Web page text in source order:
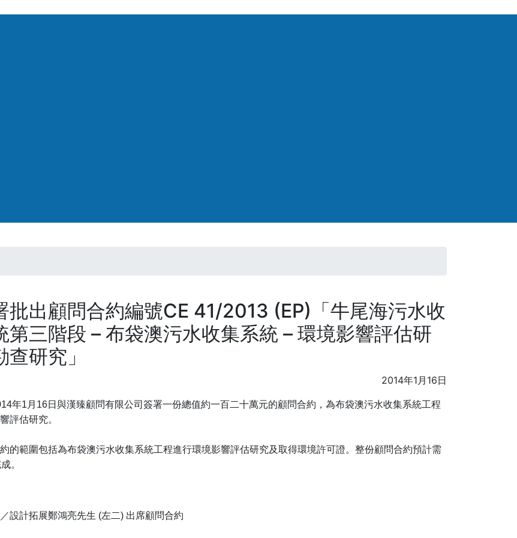
批出顧問合約編號CE 41/2013 (EP)「牛尾海污水收
第三階段 – 布袋澳污水收集系統 – 環境影響評估研
查研究」
2014年1月16日
年1月16日與漢臻顧問有限公司簽署一份總值約一百二十萬元的顧問合約，為布袋澳污水收集系統工程
評估研究。
的範圍包括為布袋澳污水收集系統工程進行環境影響評估研究及取得環境許可證。整份顧問合約預計需
。